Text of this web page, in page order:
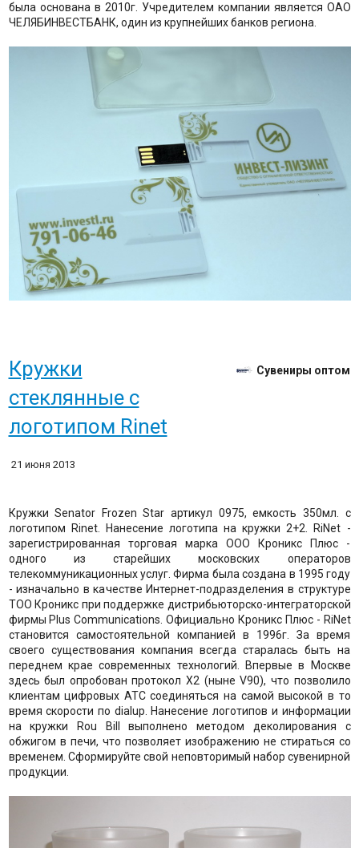
была основана в 2010г. Учредителем компании является ОАО
ЧЕЛЯБИНВЕСТБАНК, один из крупнейших банков региона.
Кружки
стеклянные с
логотипом Rinet
Сувениры оптом
21 июня 2013
Кружки Senator Frozen Star артикул 0975, емкость 350мл. с
логотипом Rinet. Нанесение логотипа на кружки 2+2. RiNet -
зарегистрированная торговая марка ООО Кроникс Плюс -
одного из старейших московских операторов
телекоммуникационных услуг. Фирма была создана в 1995 году
- изначально в качестве Интернет-подразделения в структуре
ТОО Кроникс при поддержке дистрибьюторско-интеграторской
фирмы Plus Communications. Официально Кроникс Плюс - RiNet
становится самостоятельной компанией в 1996г. За время
своего существования компания всегда старалась быть на
переднем крае современных технологий. Впервые в Москве
здесь был опробован протокол Х2 (ныне V90), что позволило
клиентам цифровых АТС соединяться на самой высокой в то
время скорости по dialup. Нанесение логотипов и информации
на кружки Rou Bill выполнено методом деколирования с
обжигом в печи, что позволяет изображению не стираться со
временем. Сформируйте свой неповторимый набор сувенирной
продукции.